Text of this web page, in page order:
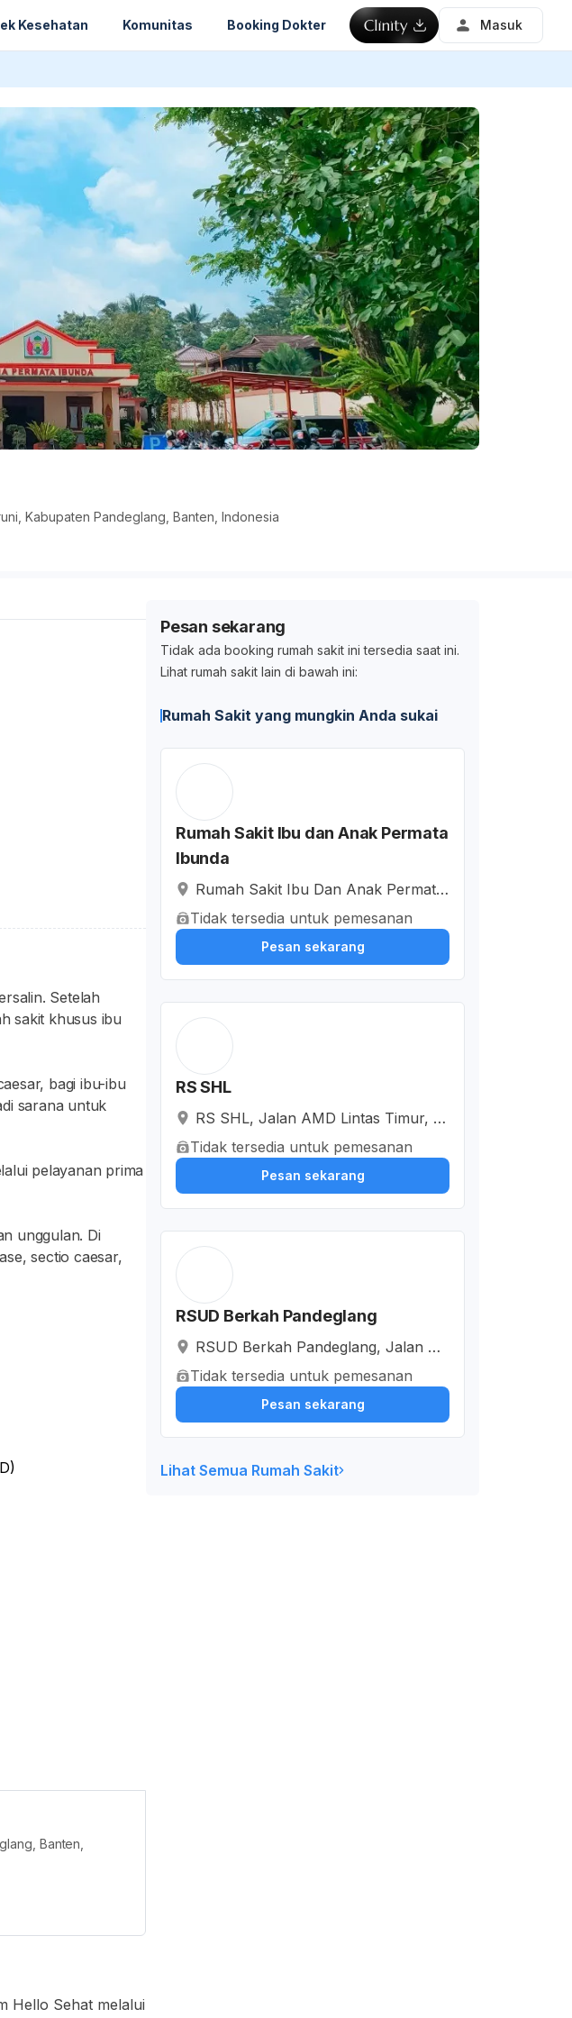
Kesehatan Komunitas Booking Dokter Masuk
Kabupaten Pandeglang, Banten, Indonesia
Setelah
sakit khusus ibu
bagi ibu-ibu
sarana untuk
pelayanan prima
unggulan. Di
sectio caesar,
Banten,
Hello Sehat melalui
Pesan sekarang
Tidak ada booking rumah sakit ini tersedia saat ini.
Lihat rumah sakit lain di bawah ini:
Rumah Sakit yang mungkin Anda sukai
Rumah Sakit Ibu dan Anak Permata
Ibunda
Rumah Sakit Ibu Dan Anak Permata
Ibunda, Jalan Stadion Badak, Sarun
i, Kabupaten Pandeglang, Banten, In
Tidak tersedia untuk pemesanan
Pesan sekarang
RS SHL
RS SHL, Jalan AMD Lintas Timur, Ci
putri, Kabupaten Pandeglang, Bante
n, Indonesia
Tidak tersedia untuk pemesanan
Pesan sekarang
RSUD Berkah Pandeglang
RSUD Berkah Pandeglang, Jalan Ra
ya Labuan, Palurahan, Kabupaten P
andeglang, Banten, Indonesia
Tidak tersedia untuk pemesanan
Pesan sekarang
Lihat Semua Rumah Sakit